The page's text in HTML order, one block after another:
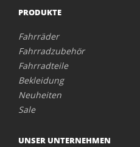
PRODUKTE
Fahrräder
Fahrradzubehör
Fahrradteile
Bekleidung
Neuheiten
Sale
UNSER UNTERNEHMEN